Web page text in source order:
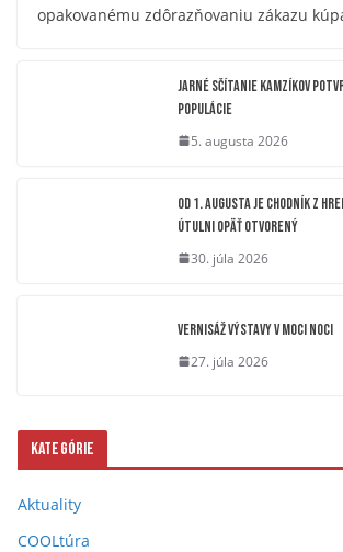
opakovanému zdôrazňovaniu zákazu
Jarné sčítanie kamzíkov
populácie
5. augusta 2026
OD 1. AUGUSTA JE CHODNÍK Z
ÚTULNI OPÄŤ OTVORENÝ
30. júla 2026
Vernisáž výstavy V moci noci
27. júla 2026
Kategórie
Aktuality
COOLtúra